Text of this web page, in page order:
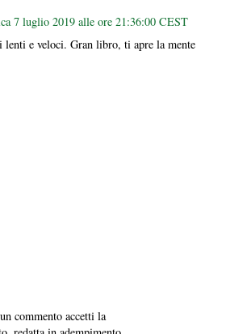
7 luglio 2019 alle ore 21:36:00 CEST
e veloci. Gran libro, ti apre la mente
commento accetti la